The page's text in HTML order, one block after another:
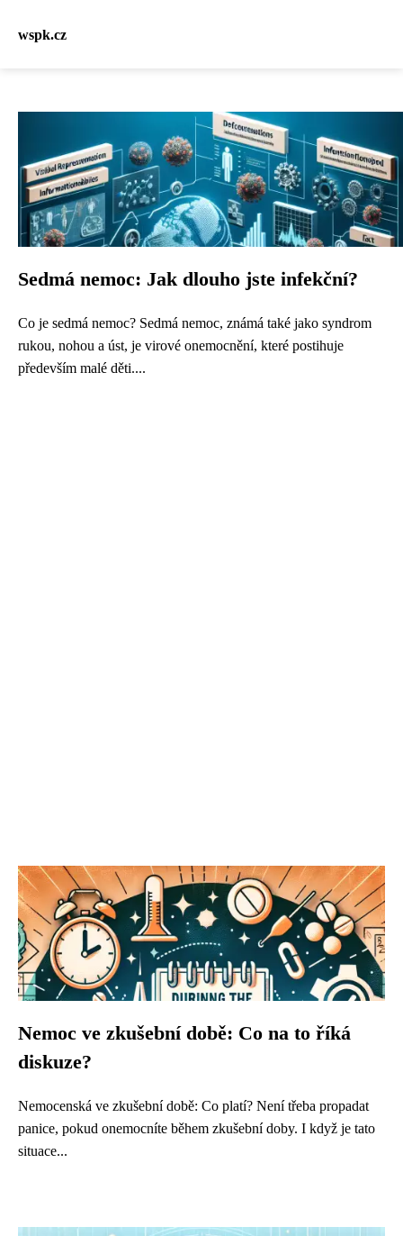
wspk.cz
Sedmá nemoc: Jak dlouho jste infekční?
Co je sedmá nemoc? Sedmá nemoc, známá také jako syndrom
rukou, nohou a úst, je virové onemocnění, které postihuje
především malé děti....
Nemoc ve zkušební době: Co na to říká
diskuze?
Nemocenská ve zkušební době: Co platí? Není třeba propadat
panice, pokud onemocníte během zkušební doby. I když je tato
situace...